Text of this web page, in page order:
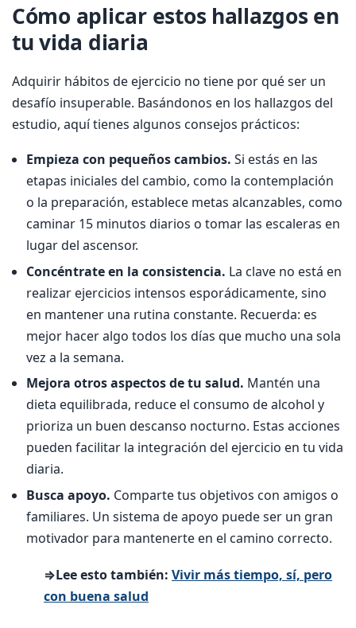
Cómo aplicar estos hallazgos en
tu vida diaria
Adquirir hábitos de ejercicio no tiene por qué ser un
desafío insuperable. Basándonos en los hallazgos del
estudio, aquí tienes algunos consejos prácticos:
Empieza con pequeños cambios.Si estás en las
etapas iniciales del cambio, como la contemplación
o la preparación, establece metas alcanzables, como
caminar 15 minutos diarios o tomar las escaleras en
lugar del ascensor.
Concéntrate en la consistencia. La clave no está en
realizar ejercicios intensos esporádicamente, sino
en mantener una rutina constante. Recuerda: es
mejor hacer algo todos los días que mucho una sola
vez a la semana.
Mejora otros aspectos de tu salud. Mantén una
dieta equilibrada, reduce el consumo de alcohol y
prioriza un buen descanso nocturno. Estas acciones
pueden facilitar la integración del ejercicio en tu vida
diaria.
Busca apoyo. Comparte tus objetivos con amigos o
familiares. Un sistema de apoyo puede ser un gran
motivador para mantenerte en el camino correcto.
⇒Lee esto también: Vivir más tiempo, sí, pero
con buena salud